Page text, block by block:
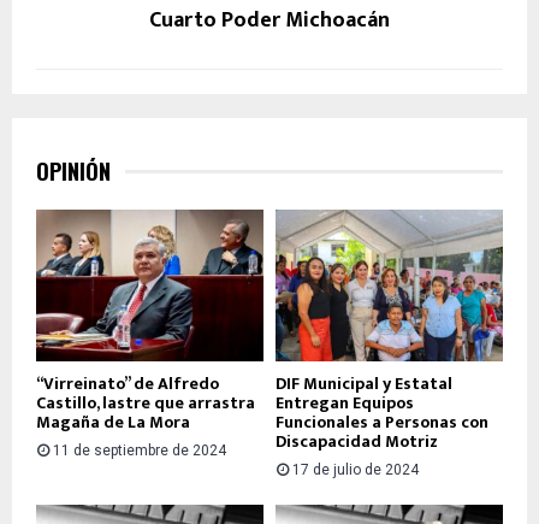
Cuarto Poder Michoacán
OPINIÓN
“Virreinato” de Alfredo
Castillo, lastre que arrastra
Magaña de La Mora
11 de septiembre de 2024
DIF Municipal y Estatal
Entregan Equipos
Funcionales a Personas con
Discapacidad Motriz
17 de julio de 2024